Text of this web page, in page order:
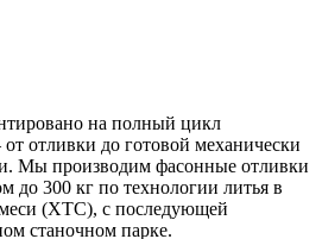
на полный цикл
отливки до готовой механически
Мы производим фасонные отливки
до 300 кг по технологии литья в
(ХТС), с последующей
станочном парке.